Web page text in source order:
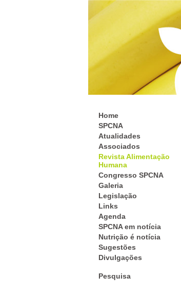
Home
SPCNA
Atualidades
Associados
Revista Alimentação
Humana
Congresso SPCNA
Galeria
Legislação
Links
Agenda
SPCNA em notícia
Nutrição é notícia
Sugestões
Divulgações
Pesquisa